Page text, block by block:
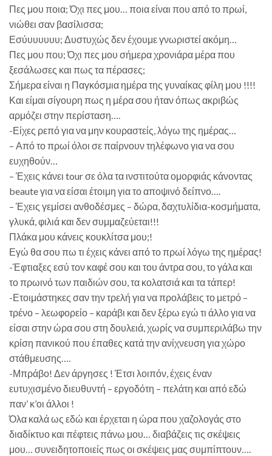
Πες μου ποια; Όχι πες μου… ποια είναι που από το πρωί,
νιώθει σαν βασίλισσα;
Εσύυυυυυυ; Δυστυχώς δεν έχουμε γνωριστεί ακόμη…
Πες μου που; Όχι πες μου σήμερα χρονιάρα μέρα που
ξεσάλωσες και πως τα πέρασες;
Σήμερα είναι η Παγκόσμια ημέρα της γυναίκας φίλη μου !!!!
Και είμαι σίγουρη πως η μέρα σου ήταν όπως ακριβώς
αρμόζει στην περίσταση….
-Είχες ρεπό για να μην κουραστείς, λόγω της ημέρας…
– Από το πρωί όλοι σε παίρνουν τηλέφωνο για να σου
ευχηθούν…
– Έχεις κάνει tour σε όλα τα ινστιτούτα ομορφιάς κάνοντας
beaute για να είσαι έτοιμη για το αποψινό δείπνο….
– Έχεις γεμίσει ανθοδέσμες – δώρα, δαχτυλίδια-κοσμήματα,
γλυκά, φιλιά και δεν συμμαζεύεται!!!
Πλάκα μου κάνεις κουκλίτσα μου;!
Εγώ θα σου πω τι έχεις κάνει από το πρωί λόγω της ημέρας!
-Έφτιαξες εσύ τον καφέ σου και του άντρα σου, το γάλα και
το πρωινό των παιδιών σου, τα κολατσιά και τα τάπερ!
-Ετοιμάστηκες σαν την τρελή για να προλάβεις το μετρό –
τρένο – λεωφορείο – καράβι και δεν ξέρω εγώ τι άλλο για να
είσαι στην ώρα σου στη δουλειά, χωρίς να συμπεριλάβω την
κρίση πανικού που έπαθες κατά την ανίχνευση για χώρο
στάθμευσης….
-Μπράβο! Δεν άργησες ! Έτσι λοιπόν, έχεις έναν
ευτυχισμένο διευθυντή – εργοδότη – πελάτη και από εδώ
παν’ κ’οι άλλοι !
Όλα καλά ως εδώ και έρχεται η ώρα που χαζολογάς στο
διαδίκτυο και πέφτεις πάνω μου… διαβάζεις τις σκέψεις
μου… συνειδητοποιείς πως οι σκέψεις μας συμπίπτουν….